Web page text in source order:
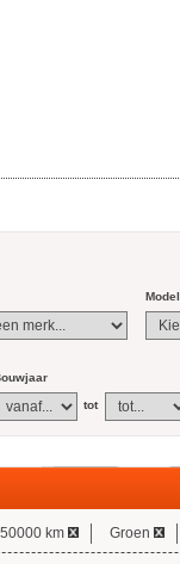
Model
tot
km Groen